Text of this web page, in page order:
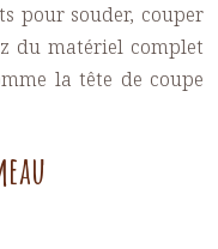
pour souder, couper
du matériel complet
la tête de coupe